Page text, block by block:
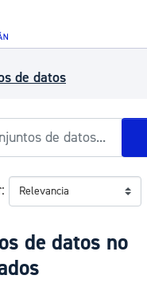
de datos
de datos no